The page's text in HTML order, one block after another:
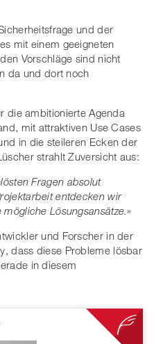
und der
mit einem geeigneten
Vorschläge sind nicht
da und dort noch
die ambitionierte Agenda
mit attraktiven Use Cases
in die steileren Ecken der
strahlt Zuversicht aus:
Fragen absolut
entdecken wir
Lösungsansätze.»
und Forscher in der
dass diese Probleme lösbar
in diesem